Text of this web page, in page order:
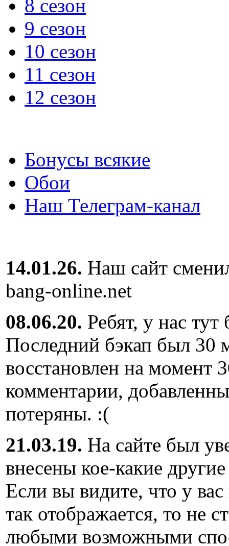
8 сезон
9 сезон
10 сезон
11 сезон
12 сезон
Бонусы всякие
Обои
Наш Телеграм-канал
14.01.26. Наш сайт
bang-online.net
08.06.20. Ребят, у нас
Последний бэкап был 30
восстановлен на
комментарии,
потеряны. :(
21.03.19. На сайте был
внесены кое-какие
Если вы видите, что у
так отображается, то не
любыми возможными